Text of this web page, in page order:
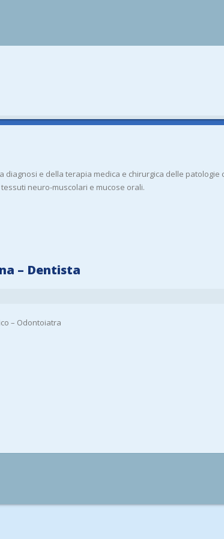
e della terapia medica e chirurgica delle
neuro-muscolari e mucose orali.
– Dentista
– Odontoiatra